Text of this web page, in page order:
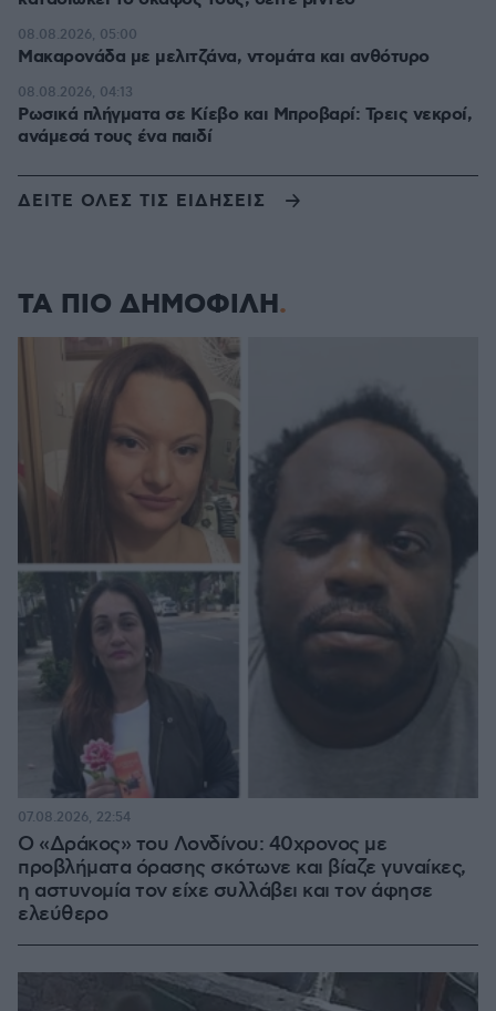
Μακαρονάδα με μελιτζάνα, ντομάτα και ανθότυρο
08.08.2026, 05:00
Ρωσικά πλήγματα σε Κίεβο και Μπροβαρί: Τρεις νεκροί,
ανάμεσά τους ένα παιδί
08.08.2026, 04:13
ΔΕΙΤΕ ΟΛΕΣ ΤΙΣ ΕΙΔΗΣΕΙΣ
ΤΑ ΠΙΟ ΔΗΜΟΦΙΛΗ
Ο «Δράκος» του Λονδίνου: 40χρονος με
προβλήματα όρασης σκότωνε και βίαζε γυναίκες,
η αστυνομία τον είχε συλλάβει και τον άφησε
ελεύθερο
07.08.2026, 22:54